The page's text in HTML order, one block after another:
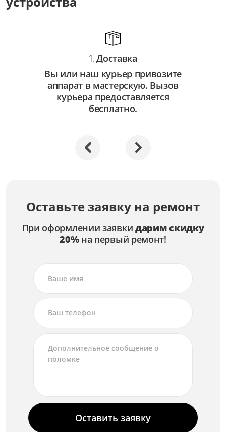
1.Доставка
Вы или наш курьер привозите
аппарат в мастерскую. Вызов
курьера предоставляется
бесплатно.
Оставьте заявку на ремонт
При оформлении заявки дарим скидку
20%на первый ремонт!
Оставить заявку